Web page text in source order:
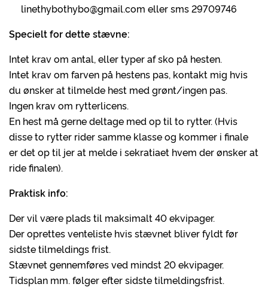
linethybothybo@gmail.com eller sms 29709746
Specielt for dette stævne:
Intet krav om antal, eller typer af sko på hesten.
Intet krav om farven på hestens pas, kontakt mig hvis
du ønsker at tilmelde hest med grønt/ingen pas.
Ingen krav om rytterlicens.
En hest må gerne deltage med op til to rytter. (Hvis
disse to rytter rider samme klasse og kommer i finale
er det op til jer at melde i sekratiaet hvem der ønsker at
ride finalen).
Praktisk info:
Der vil være plads til maksimalt 40 ekvipager.
Der oprettes venteliste hvis stævnet bliver fyldt før
sidste tilmeldings frist.
Stævnet gennemføres ved mindst 20 ekvipager.
Tidsplan mm. følger efter sidste tilmeldingsfrist.